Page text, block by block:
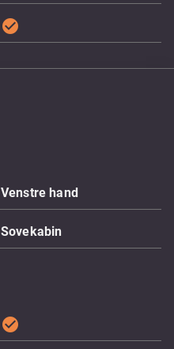
check_circle
Venstre hand
Sovekabin
check_circle